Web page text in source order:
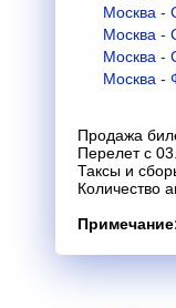
Москва -
Москва -
Москва -
Москва -
Продажа
Перелет с
Таксы и
Количество